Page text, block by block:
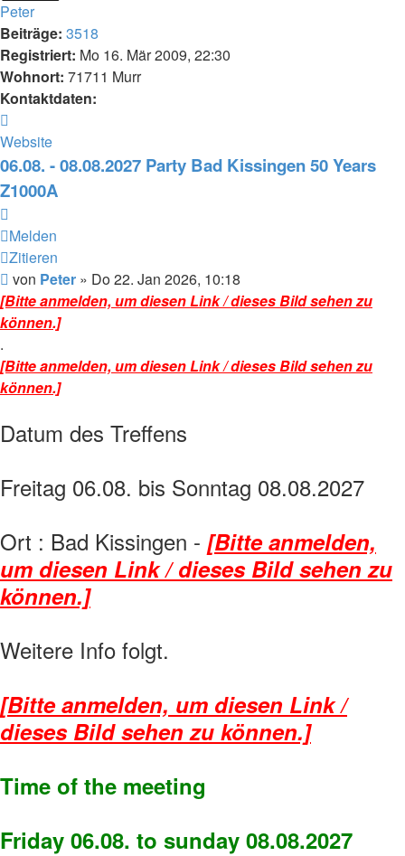
Peter
Beiträge: 3518
Registriert: Mo 16. Mär 2009, 22:30
Wohnort: 71711 Murr
Kontaktdaten:
von
Peter
Website
06.08. - 08.08.2027 Party Bad Kissingen 50 Years
Z1000A
Melden
Zitieren
Beitrag
von Peter » Do 22. Jan 2026, 10:18
[Bitte anmelden, um diesen Link / dieses Bild sehen zu
können.]
.
[Bitte anmelden, um diesen Link / dieses Bild sehen zu
können.]
Datum des Treffens
Freitag 06.08. bis Sonntag 08.08.2027
Ort : Bad Kissingen - [Bitte anmelden,
um diesen Link / dieses Bild sehen zu
können.]
Weitere Info folgt.
[Bitte anmelden, um diesen Link /
dieses Bild sehen zu können.]
Time of the meeting
Friday 06.08. to sunday 08.08.2027